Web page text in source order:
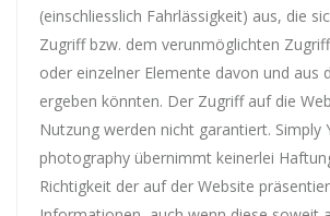
(einschliesslich Fahrlässigkeit) aus, die
Zugriff bzw. dem verunmöglichten
oder einzelner Elemente davon und aus
ergeben könnten. Der Zugriff auf die
Nutzung werden nicht garantiert. Simply
photography übernimmt keinerlei
Richtigkeit der auf der Website